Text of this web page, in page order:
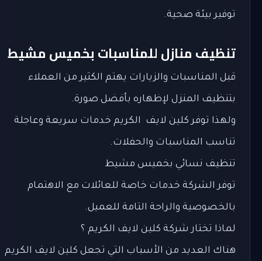
توفير بيئة صحية.
تنظيف منازل للمناسبات بخميس مشيط
قبل المناسبات والزيارات يهتم الكثير من العملاء
بتنظيف المنزل لإظهاره بأفضل صورة.
ولهذا توفر كلين لايف الكريم خدمات سريعة وعاجلة
تناسب المناسبات والحفلات.
تنظيف نسائي بخميس مشيط
توفر الشركة خدمات خاصة للعائلات مع الاهتمام
بالخصوصية والراحة التامة للعميل.
لماذا تختار شركة كلين لايف الكريم ؟
هناك العديد من الأسباب التي تجعل كلين لايف الكريم